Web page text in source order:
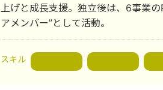
上げと成長支援。独立後は、6事業の
アメンバー”として活動。
スキル